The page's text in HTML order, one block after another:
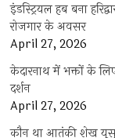
इंडस्ट्रियल हब बना
रोजगार के अवसर
April 27, 2026
केदारनाथ में भक्तों के
दर्शन
April 27, 2026
कौन था आतंकी शेख